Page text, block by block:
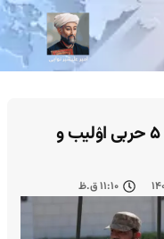
پاکستان‌ده بیر پارتلش عاقبتیده ۵ حربی اۉلیب و
۱۱:۱۰ ق.ظ